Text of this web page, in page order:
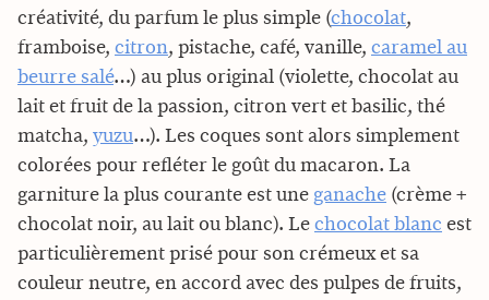
créativité, du parfum le plus simple (chocolat,
framboise, citron, pistache, café, vanille, caramel au
beurre salé…) au plus original (violette, chocolat au
lait et fruit de la passion, citron vert et basilic, thé
matcha, yuzu…). Les coques sont alors simplement
colorées pour refléter le goût du macaron. La
garniture la plus courante est une ganache (crème +
chocolat noir, au lait ou blanc). Le chocolat blanc est
particulièrement prisé pour son crémeux et sa
couleur neutre, en accord avec des pulpes de fruits,